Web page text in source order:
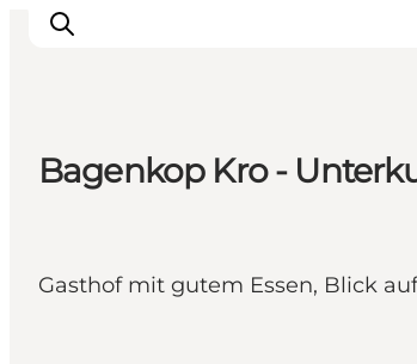
Erlebnisse
Unterkünfte
Bagenkop Kro -
Gasthof mit gutem Essen, Blick